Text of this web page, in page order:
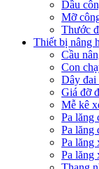
Dầu
Mỡ
Thước
Thiết bị nâng
Cầu
Con
Dây đai
Giá đỡ
Mễ kê
Pa lăng
Pa lăng
Pa lăng
Pa lăng